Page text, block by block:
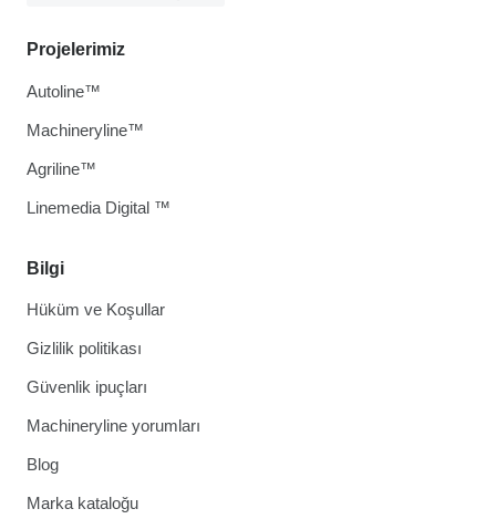
Bilgi
Hüküm ve Koşullar
Gizlilik politikası
Güvenlik ipuçları
Machineryline yorumları
Blog
Marka kataloğu
Projelerimiz
Autoline™
Machineryline™
Agriline™
Linemedia Digital ™